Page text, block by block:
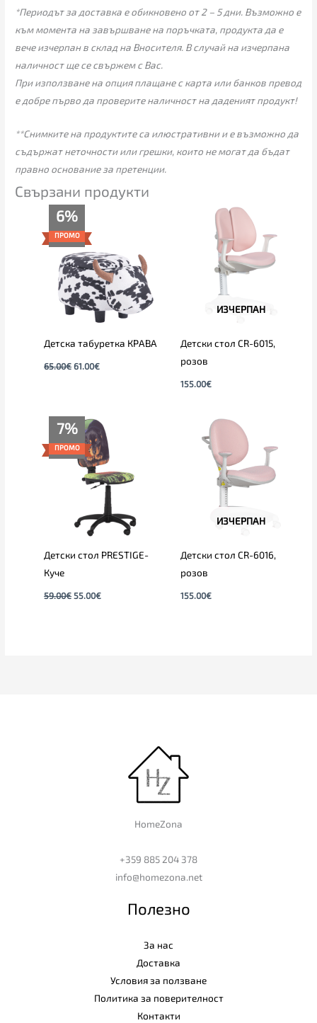
*Периодът за доставка е обикновено от 2 – 5 дни. Възможно е
към момента на завършване на поръчката, продукта да е
вече изчерпан в склад на Вносителя. В случай на изчерпана
наличност ще се свържем с Вас.
При използване на опция плащане с карта или банков превод
е добре първо да проверите наличност на даденият продукт!
**Снимките на продуктите са илюстративни и е възможно да
съдържат неточности или грешки, които не могат да бъдат
правно основание за претенции.
Свързани продукти
6%
ПРОМО
Детска табуретка КРАВА
65.00€
Original
price
was:
65.00€.
61.00€
ИЗЧЕРПАН
Детски стол CR-6015,
розов
155.00€
7%
ПРОМО
Детски стол PRESTIGE-
Куче
59.00€
Original
price
was:
59.00€.
55.00€
Текущата
цена
е:
55.00€.
ИЗЧЕРПАН
Детски стол CR-6016,
розов
155.00€
HomeZona
+359 885 204 378
info@homezona.net
Полезно
За нас
Доставка
Условия за ползване
Политика за поверителност
Контакти